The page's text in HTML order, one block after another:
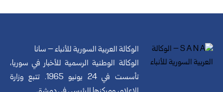
الوكالة العربية السورية للأنباء – سانا
الوكالة الوطنية الرسمية للأخبار في سوريا،
تأسست في 24 يونيو 1965. تتبع وزارة